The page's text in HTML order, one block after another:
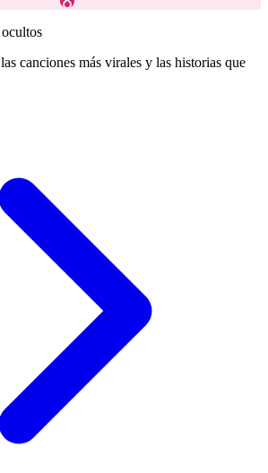
canciones más virales y las historias que